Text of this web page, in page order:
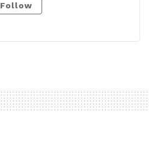
Follow